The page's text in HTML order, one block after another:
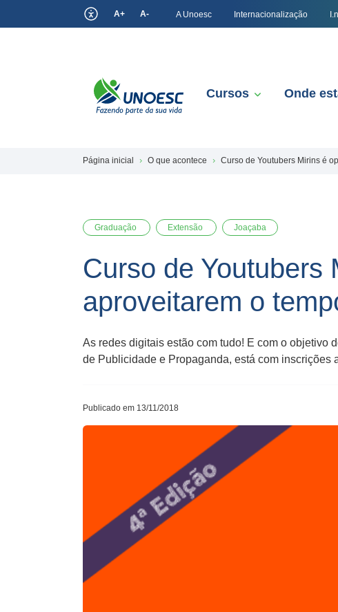
A+ A- A Unoesc Internacionalização
Cursos Onde
Página inicial O que acontece Curso de Youtubers Mirins é
Graduação Extensão Joaçaba
Curso de Youtubers
aproveitarem o
As redes digitais estão com tudo! E com o objetivo
de Publicidade e Propaganda, está com inscrições
Publicado em 13/11/2018